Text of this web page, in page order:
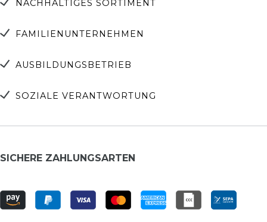
NACHHALTIGES SORTIMENT
FAMILIENUNTERNEHMEN
AUSBILDUNGSBETRIEB
SOZIALE VERANTWORTUNG
SICHERE ZAHLUNGSARTEN